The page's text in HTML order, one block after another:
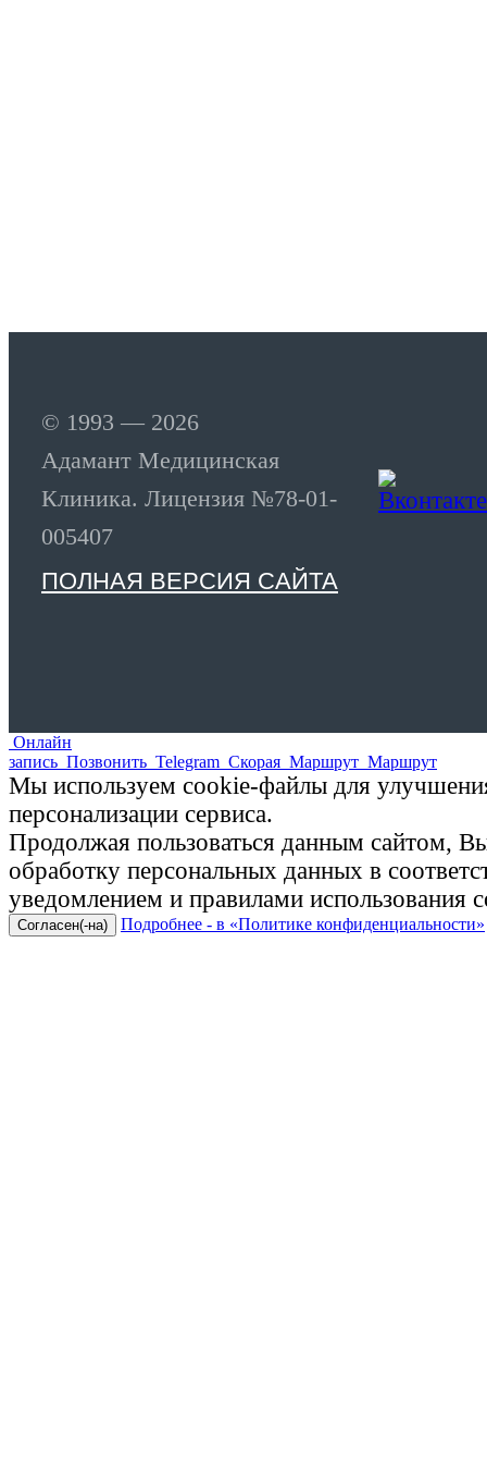
© 1993 — 2026
Адамант Медицинская
Клиника. Лицензия №78-01-
005407
ПОЛНАЯ ВЕРСИЯ САЙТА
Онлайн
запись Позвонить Telegram Скорая Маршрут Маршрут
Мы используем cookie-файлы для
персонализации сервиса.
Продолжая пользоваться данным сайтом, Вы
обработку персональных данных в
уведомлением и правилами использования
Согласен(-на) Подробнее - в «Политике конфиденциальности»